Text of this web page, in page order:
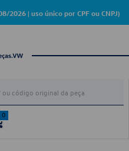
2026 | uso único por CPF ou CNPJ)
0